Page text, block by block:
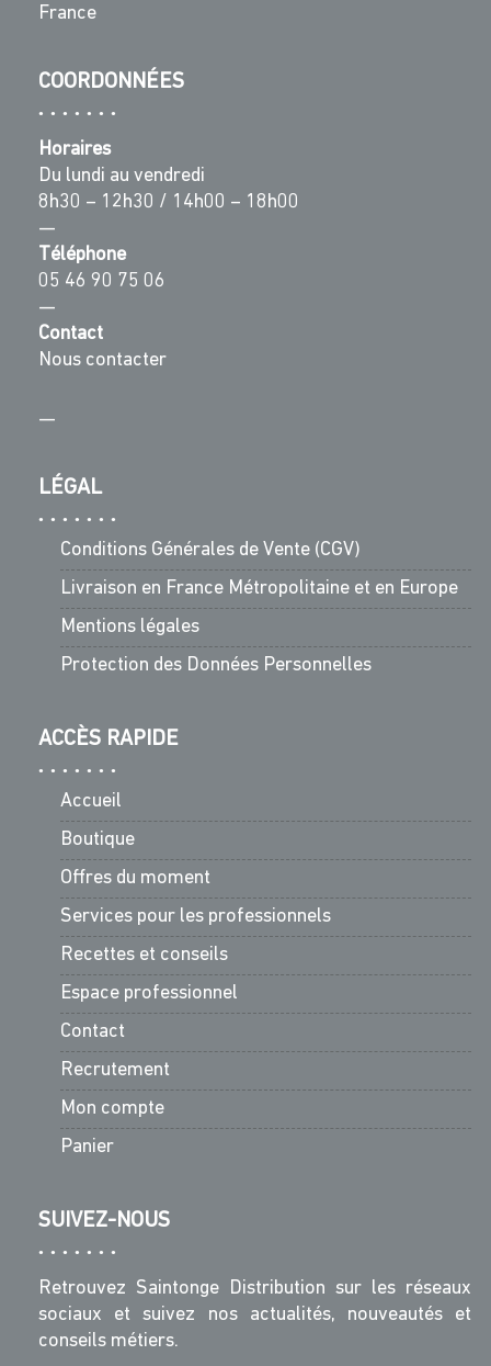
France
COORDONNÉES
Horaires
Du lundi au vendredi
8h30 – 12h30 / 14h00 – 18h00
—
Téléphone
05 46 90 75 06
—
Contact
Nous contacter
—
LÉGAL
Conditions Générales de Vente (CGV)
Livraison en France Métropolitaine et en Europe
Mentions légales
Protection des Données Personnelles
ACCÈS RAPIDE
Accueil
Boutique
Offres du moment
Services pour les professionnels
Recettes et conseils
Espace professionnel
Contact
Recrutement
Mon compte
Panier
SUIVEZ-NOUS
Retrouvez Saintonge Distribution sur les réseaux
sociaux et suivez nos actualités, nouveautés et
conseils métiers.